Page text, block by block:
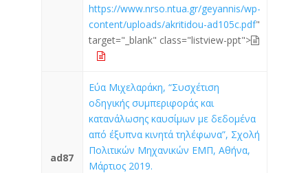
https://www.nrso.ntua.gr/geyannis/wp-
content/uploads/akritidou-ad105c.pdf"
target="_blank" class="listview-ppt">
ad87
Εύα Μιχελαράκη, “Συσχέτιση
οδηγικής συμπεριφοράς και
κατανάλωσης καυσίμων με δεδομένα
από έξυπνα κινητά τηλέφωνα”, Σχολή
Πολιτικών Μηχανικών ΕΜΠ, Αθήνα,
Μάρτιος 2019.